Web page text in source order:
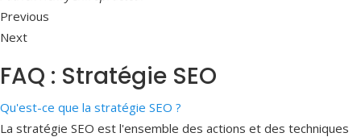
Previous
Next
FAQ : Stratégie SEO
Qu'est-ce que la stratégie SEO ?
La stratégie SEO est l'ensemble des actions et des techniques